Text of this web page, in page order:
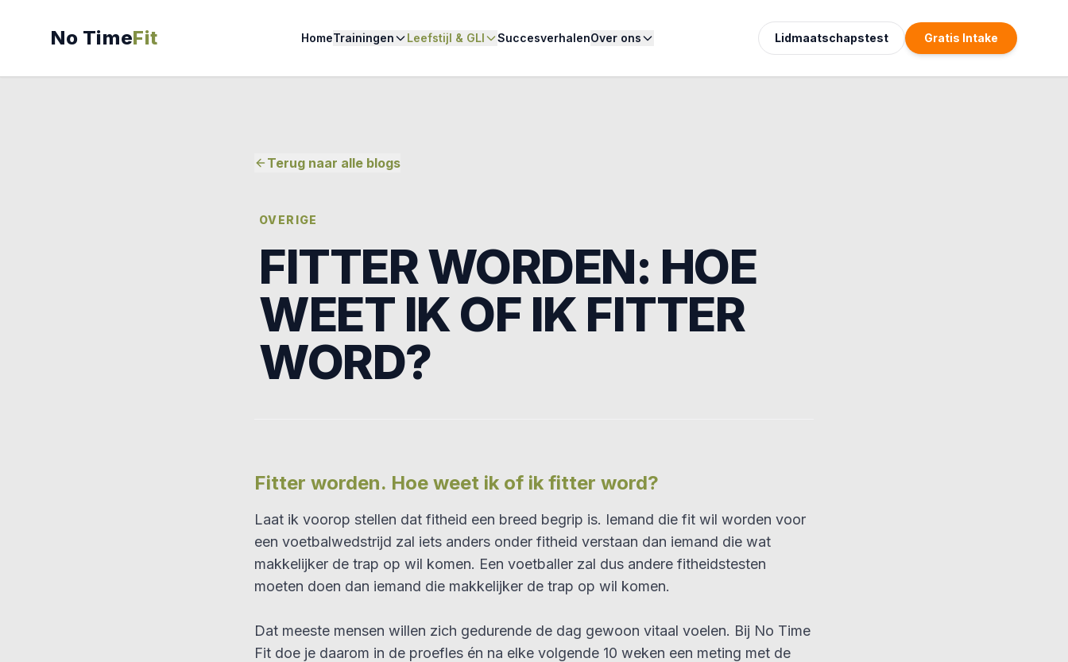
No TimeFit HomeTrainingen Leefstijl & GLI SuccesverhalenOver ons Lidmaatschapstest Gratis Intake
Terug naar alle blogs
OVERIGE
FITTER WORDEN: HOE
WEET IK OF IK FITTER
WORD?
Fitter worden. Hoe weet ik of ik fitter word?
Laat ik voorop stellen dat fitheid een breed begrip is. Iemand die fit wil worden voor
een voetbalwedstrijd zal iets anders onder fitheid verstaan dan iemand die wat
makkelijker de trap op wil komen. Een voetballer zal dus andere fitheidstesten
moeten doen dan iemand die makkelijker de trap op wil komen.
Dat meeste mensen willen zich gedurende de dag gewoon vitaal voelen. Bij No Time
Fit doe je daarom in de proefles én na elke volgende 10 weken een meting met de